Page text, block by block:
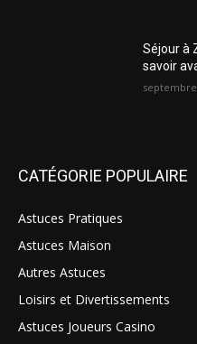
Séjour à
savoir
septembre
CATÉGORIE POPULAIRE
Astuces Pratiques
Astuces Maison
Autres Astuces
Loisirs et Divertissements
Astuces Joueurs Casino